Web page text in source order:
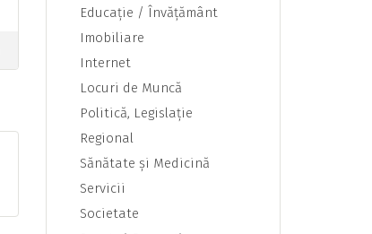
Educaţie / Învăţământ
Imobiliare
Internet
Locuri de Muncă
Politică, Legislaţie
Regional
Sănătate şi Medicină
Servicii
Societate